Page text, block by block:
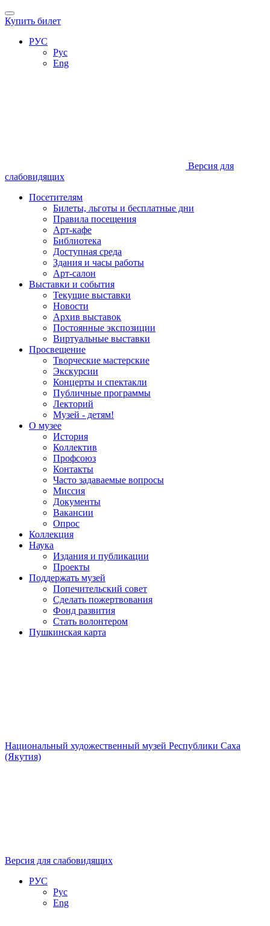
Купить билет
РУС
Рус
Eng
Версия для
слабовидящих
Посетителям
Билеты, льготы и бесплатные дни
Правила посещения
Арт-кафе
Библиотека
Доступная среда
Здания и часы работы
Арт-салон
Выставки и события
Текущие выставки
Новости
Архив выставок
Постоянные экспозиции
Виртуальные выставки
Просвещение
Творческие мастерские
Экскурсии
Концерты и спектакли
Публичные программы
Лекторий
Музей - детям!
О музее
История
Коллектив
Профсоюз
Контакты
Часто задаваемые вопросы
Миссия
Документы
Вакансии
Опрос
Коллекция
Наука
Издания и публикации
Проекты
Поддержать музей
Попечительский совет
Сделать пожертвования
Фонд развития
Стать волонтером
Пушкинская карта
Национальный художественный музей Республики Саха
(Якутия)
Версия для слабовидящих
РУС
Рус
Eng